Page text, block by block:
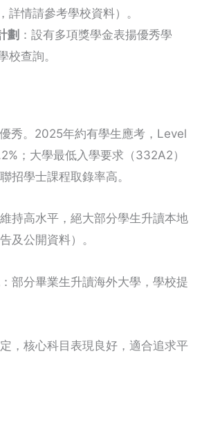
詳情請參考學校資料）。
劃 ：設有多項獎學金表揚優秀學
校查詢。
秀。2025年約有學生應考，Level
；大學最低入學要求（332A2）
招學士課程取錄率高。
維持高水平，絕大部分學生升讀本地
及公開資料）。
：部分畢業生升讀海外大學，學校提
定，核心科目表現良好，適合追求平